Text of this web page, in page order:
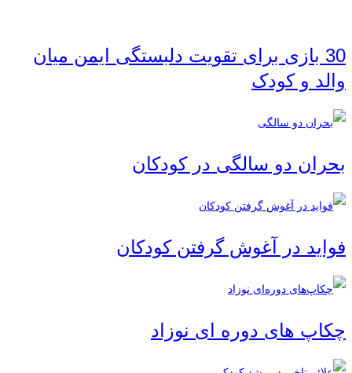
30 بازی برای تقویت دلبستگی ایمن میان
والد و کودک
بحران دو سالگی در کودکان
فواید در آغوش گرفتن کودکان
چکاپ ‌های دوره ‌ای نوزاد